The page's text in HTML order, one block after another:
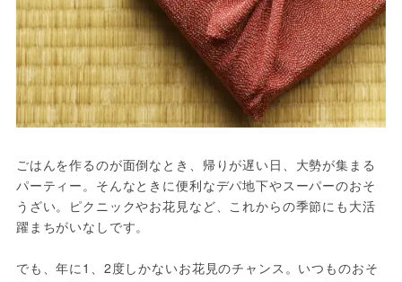
ごはんを作るのが面倒なとき、帰りが遅い日、大勢が集まる
パーティー。そんなときに便利なデパ地下やスーパーのおそ
うざい。ピクニックやお花見など、これからの季節にも大活
躍まちがいなしです。
でも、年に1、2度しかないお花見のチャンス。いつものおそ